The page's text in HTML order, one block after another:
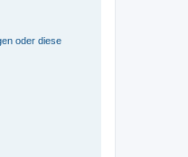
oder diese